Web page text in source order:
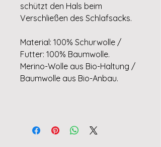
schützt den Hals beim
Verschließen des Schlafsacks.
Material: 100% Schurwolle /
Futter: 100% Baumwolle.
Merino-Wolle aus Bio-Haltung /
Baumwolle aus Bio-Anbau.